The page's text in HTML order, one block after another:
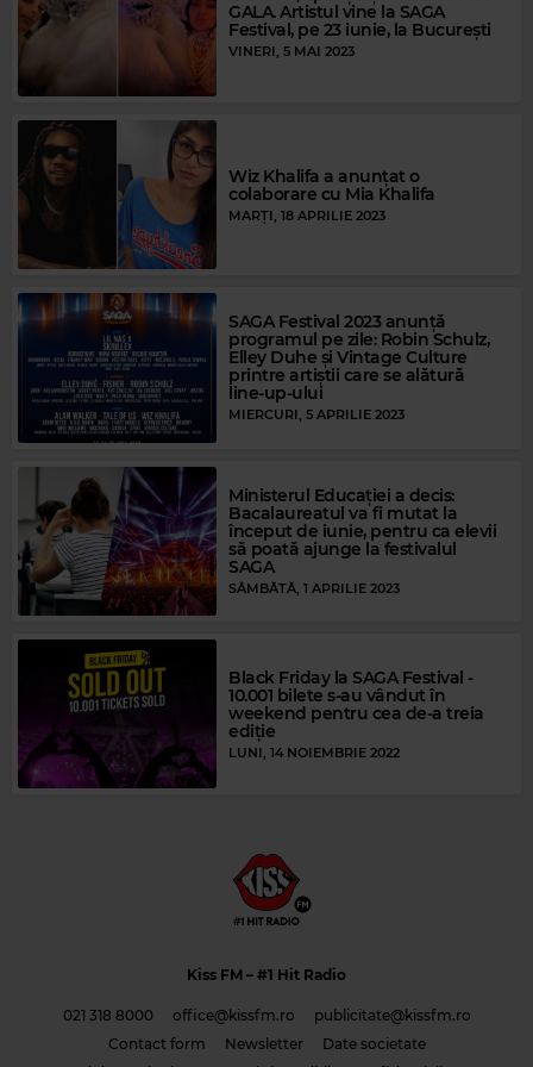
GALA. Artistul vine la SAGA
Festival, pe 23 iunie, la București
VINERI, 5 MAI 2023
Wiz Khalifa a anunțat o
colaborare cu Mia Khalifa
MARȚI, 18 APRILIE 2023
SAGA Festival 2023 anunță
programul pe zile: Robin Schulz,
Elley Duhe și Vintage Culture
printre artiștii care se alătură
line-up-ului
MIERCURI, 5 APRILIE 2023
Ministerul Educației a decis:
Bacalaureatul va fi mutat la
început de iunie, pentru ca elevii
să poată ajunge la festivalul
SAGA
SÂMBĂTĂ, 1 APRILIE 2023
Black Friday la SAGA Festival -
10.001 bilete s-au vândut în
weekend pentru cea de-a treia
ediție
LUNI, 14 NOIEMBRIE 2022
Kiss FM – #1 Hit Radio
021 318 8000 office@kissfm.ro
publicitate@kissfm.ro
Contact form
Newsletter
Date societate